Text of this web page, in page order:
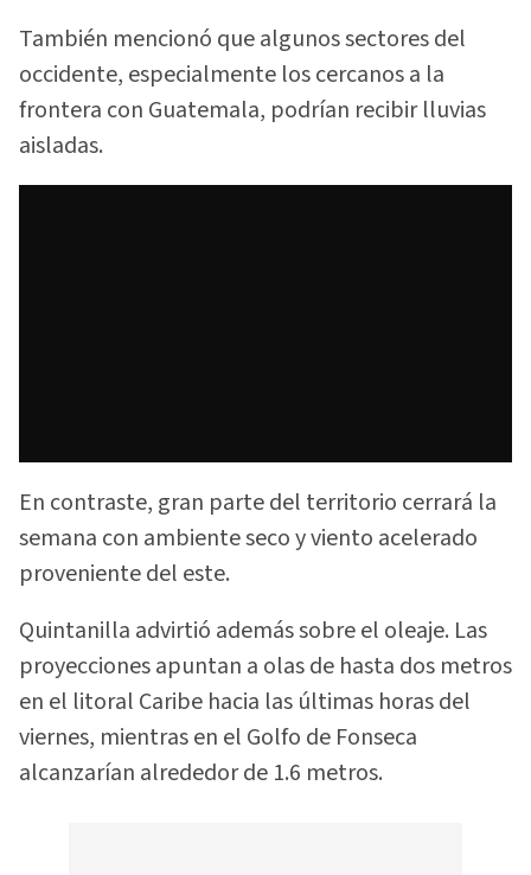
También mencionó que algunos sectores del
occidente, especialmente los cercanos a la
frontera con Guatemala, podrían recibir lluvias
aisladas.
En contraste, gran parte del territorio cerrará la
semana con ambiente seco y viento acelerado
proveniente del este.
Quintanilla advirtió además sobre el oleaje. Las
proyecciones apuntan a olas de hasta dos metros
en el litoral Caribe hacia las últimas horas del
viernes, mientras en el Golfo de Fonseca
alcanzarían alrededor de 1.6 metros.